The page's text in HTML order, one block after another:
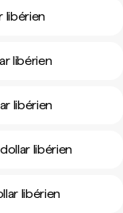
libérien
libérien
libérien
libérien
libérien